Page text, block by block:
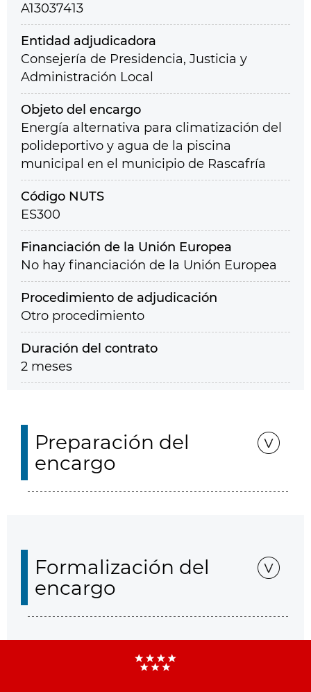
A13037413
Entidad adjudicadora
Consejería de Presidencia, Justicia y
Administración Local
Objeto del encargo
Energía alternativa para climatización del
polideportivo y agua de la piscina
municipal en el municipio de Rascafría
Código NUTS
ES300
Financiación de la Unión Europea
No hay financiación de la Unión Europea
Procedimiento de adjudicación
Otro procedimiento
Duración del contrato
2 meses
Preparación del
encargo
Formalización del
encargo